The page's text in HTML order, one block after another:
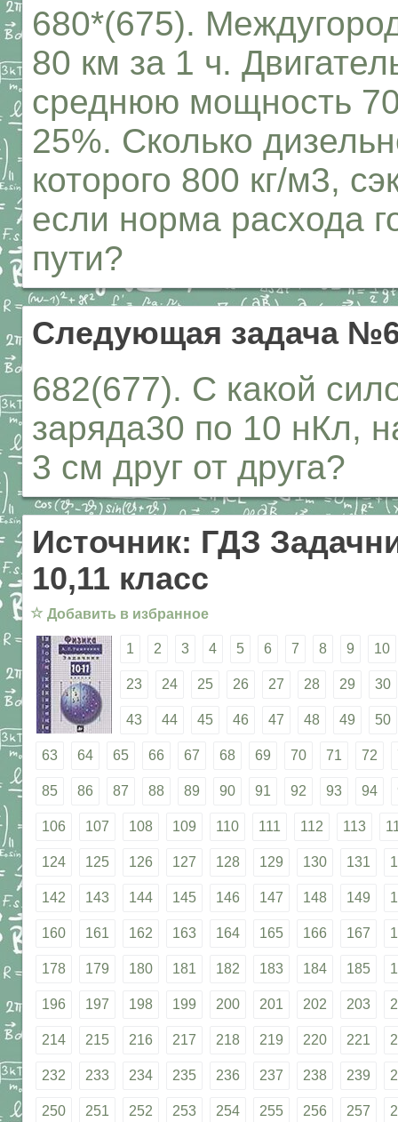
680*(675).
80 км за 1 ч.
среднюю мощность
25%. Сколько
которого 800 кг/м3,
если норма расхода
пути?
Следующая задача
682(677). С какой
заряда30 по 10 нКл,
3 см друг от друга?
Источник: ГДЗ
10,11 класс
☆ Добавить в избранное
1 2 3 4 5 6 7 8 9 10
23 24 25 26 27 28 29 30
43 44 45 46 47 48 49 50
63 64 65 66 67 68 69 70 71 72
85 86 87 88 89 90 91 92 93 94
106 107 108 109 110 111 112 113
124 125 126 127 128 129 130 131
142 143 144 145 146 147 148 149
160 161 162 163 164 165 166 167
178 179 180 181 182 183 184 185
196 197 198 199 200 201 202 203
214 215 216 217 218 219 220 221
232 233 234 235 236 237 238 239
250 251 252 253 254 255 256 257